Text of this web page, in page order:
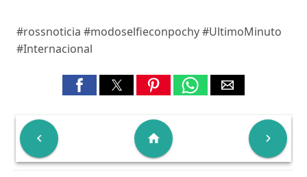
#rossnoticia #modoselfieconpochy #UltimoMinuto
#Internacional
 
home